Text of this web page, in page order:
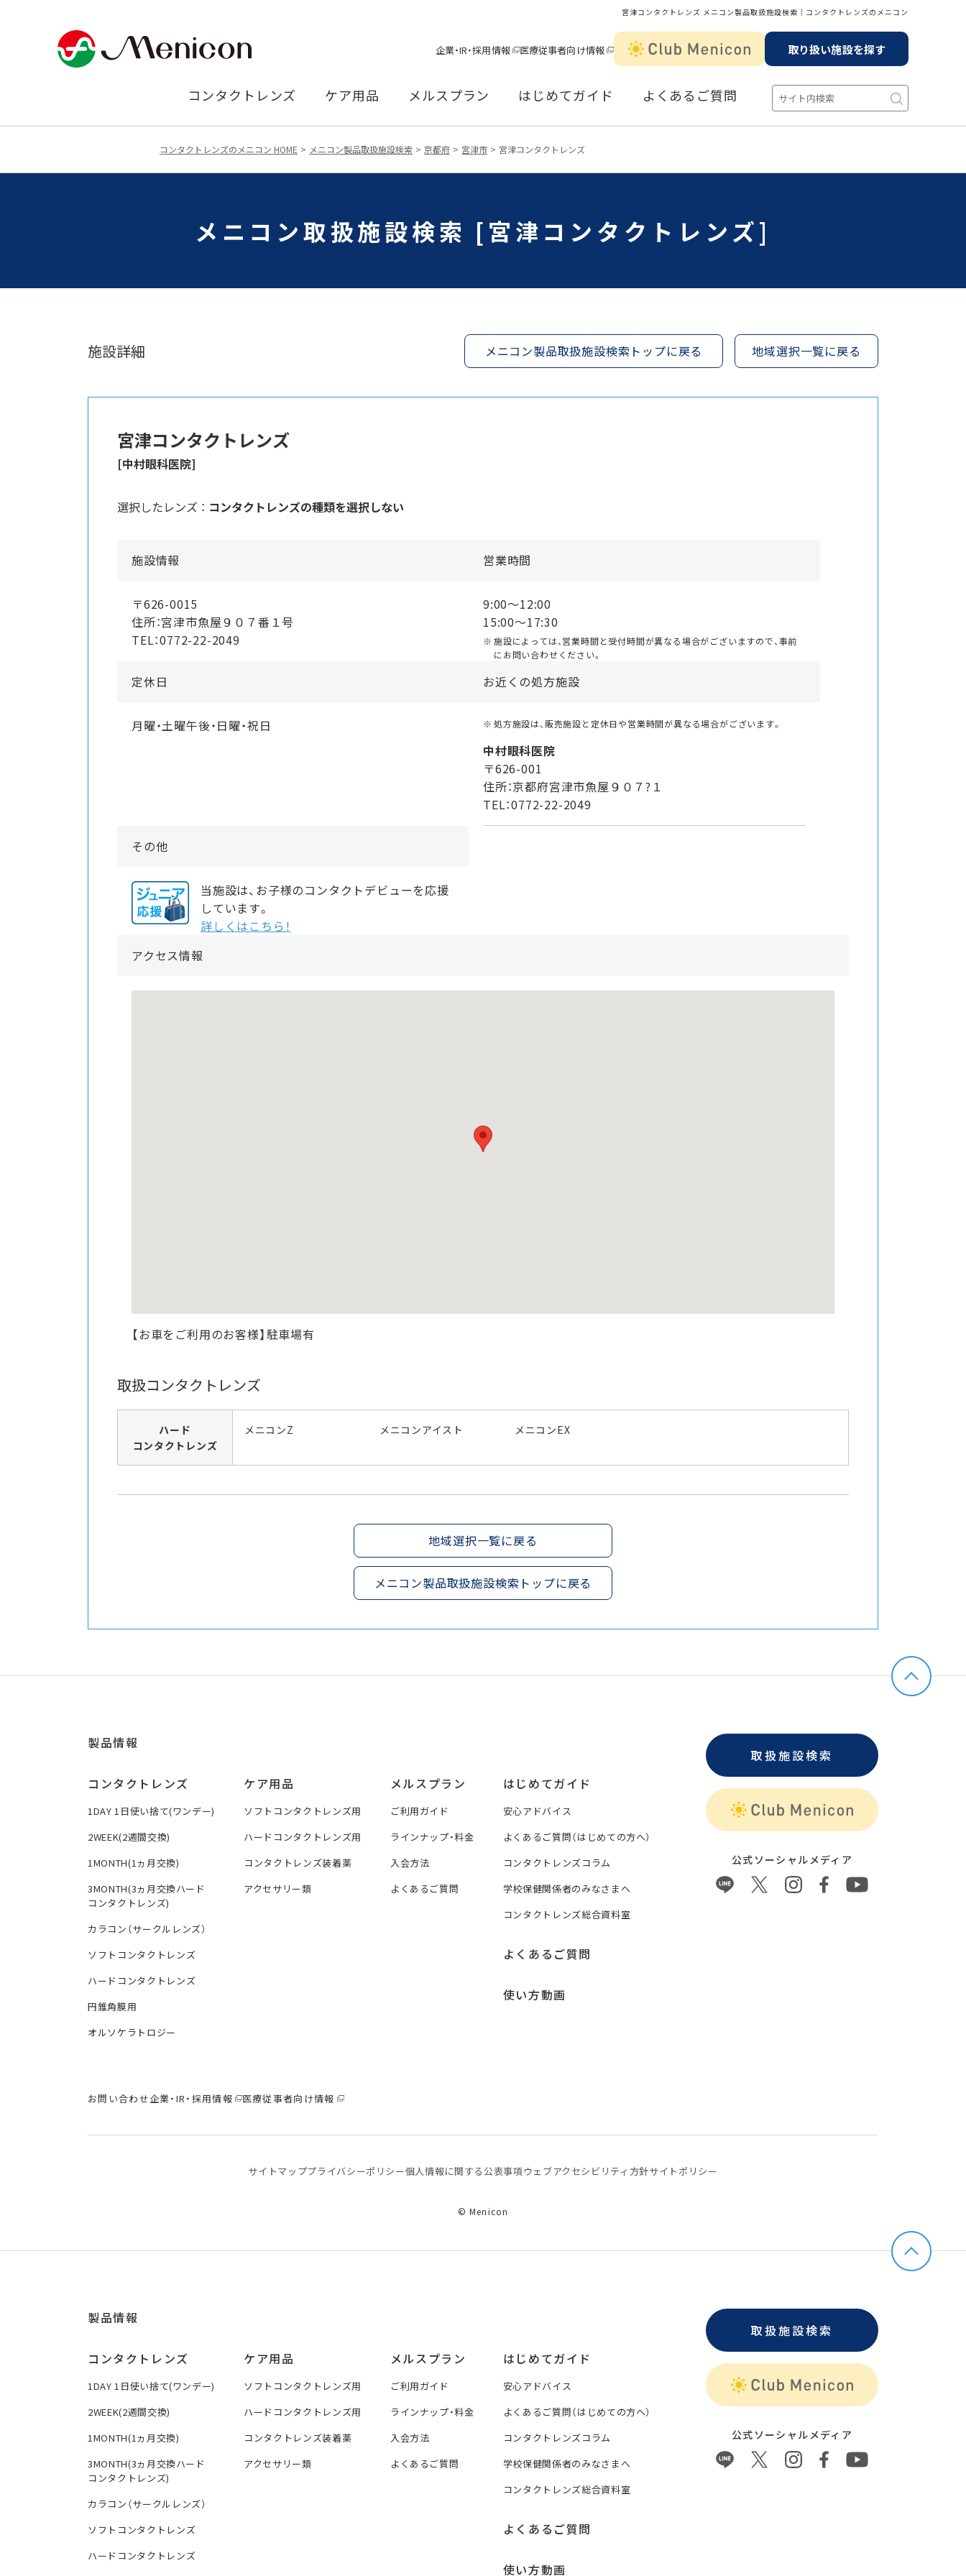
宮津コンタクトレンズ メニコン製品取扱施設検索│コンタクトレンズのメニコン
企業・IR・採用情報 医療従事者向け情報 取り扱い施設を探す
コンタクトレンズ ケア用品 メルスプラン はじめてガイド よくあるご質問
コンタクトレンズのメニコン HOME メニコン製品取扱施設検索 京都府 宮津市 宮津コンタクトレンズ
メニコン取扱施設検索 [宮津コンタクトレンズ]
施設詳細 メニコン製品取扱施設検索トップに戻る 地域選択一覧に戻る
宮津コンタクトレンズ
[中村眼科医院]
選択したレンズ ： コンタクトレンズの種類を選択しない
施設情報
〒626-0015
住所：宮津市魚屋９０７番１号
TEL：0772-22-2049
営業時間
9:00〜12:00
15:00〜17:30
施設によっては、営業時間と受付時間が異なる場合がございますので、事前
にお問い合わせください。
定休日
月曜・土曜午後・日曜・祝日
お近くの処方施設
処方施設は、販売施設と定休日や営業時間が異なる場合がございます。
中村眼科医院
〒626-001
住所：京都府宮津市魚屋９０７?１
TEL：0772-22-2049
その他
当施設は、お子様のコンタクトデビューを応援
しています。
詳しくはこちら！
アクセス情報
【お車をご利用のお客様】駐車場有
取扱コンタクトレンズ
ハード
コンタクトレンズ
メニコンZ メニコンアイスト メニコンEX
地域選択一覧に戻る
メニコン製品取扱施設検索トップに戻る
製品情報
コンタクトレンズ
1DAY 1日使い捨て(ワンデー)
2WEEK(2週間交換)
1MONTH(1ヵ月交換)
3MONTH(3ヵ月交換ハード
コンタクトレンズ)
カラコン（サークルレンズ）
ソフトコンタクトレンズ
ハードコンタクトレンズ
円錐角膜用
オルソケラトロジー
ケア用品
ソフトコンタクトレンズ用
ハードコンタクトレンズ用
コンタクトレンズ装着薬
アクセサリー類
メルスプラン
ご利用ガイド
ラインナップ・料金
入会方法
よくあるご質問
はじめてガイド
安心アドバイス
よくあるご質問（はじめての方へ）
コンタクトレンズコラム
学校保健関係者のみなさまへ
コンタクトレンズ総合資料室
よくあるご質問
使い方動画
取扱施設検索
公式ソーシャルメディア
お問い合わせ企業・IR・採用情報 医療従事者向け情報
サイトマッププライバシーポリシー個⼈情報に関する公表事項 ウェブアクセシビリティ方針サイトポリシー
© Menicon
製品情報
コンタクトレンズ
1DAY 1日使い捨て(ワンデー)
2WEEK(2週間交換)
1MONTH(1ヵ月交換)
3MONTH(3ヵ月交換ハード
コンタクトレンズ)
カラコン（サークルレンズ）
ソフトコンタクトレンズ
ハードコンタクトレンズ
ケア用品
ソフトコンタクトレンズ用
ハードコンタクトレンズ用
コンタクトレンズ装着薬
アクセサリー類
メルスプラン
ご利用ガイド
ラインナップ・料金
入会方法
よくあるご質問
はじめてガイド
安心アドバイス
よくあるご質問（はじめての方へ）
コンタクトレンズコラム
学校保健関係者のみなさまへ
コンタクトレンズ総合資料室
よくあるご質問
使い方動画
取扱施設検索
公式ソーシャルメディア